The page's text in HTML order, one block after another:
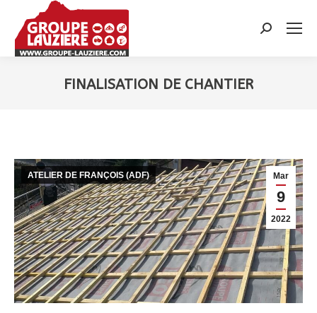
Recherche
FINALISATION DE CHANTIER
Mar
9
2022
ATELIER DE FRANÇOIS (ADF)